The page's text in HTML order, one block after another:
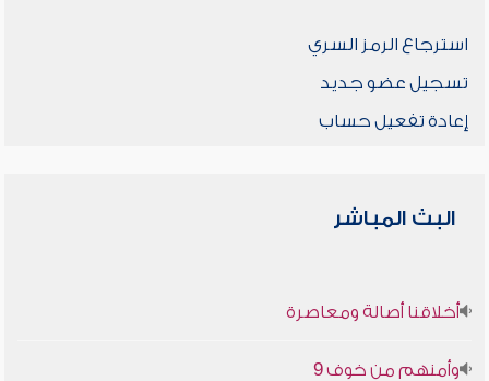
استرجاع الرمز السري
تسجيل عضو جديد
إعادة تفعيل حساب
البث المباشر
أخلاقنا أصالة ومعاصرة
وأمنهم من خوف 9